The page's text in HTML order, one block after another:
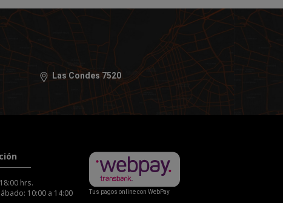
Las Condes 7520
hrs.
10:00 a 14:00
Tus pagos online con WebPay